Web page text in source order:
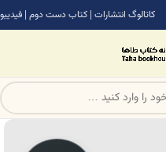
کاتالوگ انتشارات | کتاب دست دوم | فیدیبو